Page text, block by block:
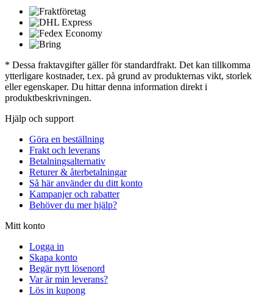
* Dessa fraktavgifter gäller för standardfrakt. Det kan tillkomma
ytterligare kostnader, t.ex. på grund av produkternas vikt, storlek
eller egenskaper. Du hittar denna information direkt i
produktbeskrivningen.
Hjälp och support
Göra en beställning
Frakt och leverans
Betalningsalternativ
Returer & återbetalningar
Så här använder du ditt konto
Kampanjer och rabatter
Behöver du mer hjälp?
Mitt konto
Logga in
Skapa konto
Begär nytt lösenord
Var är min leverans?
Lös in kupong